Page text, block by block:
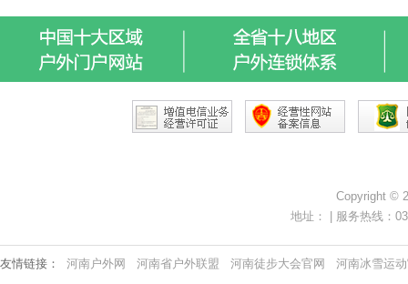
Copyright ©
地址： | 服务热线：
友情链接： 河南户外网 河南省户外联盟 河南徒步大会官网 河南冰雪运